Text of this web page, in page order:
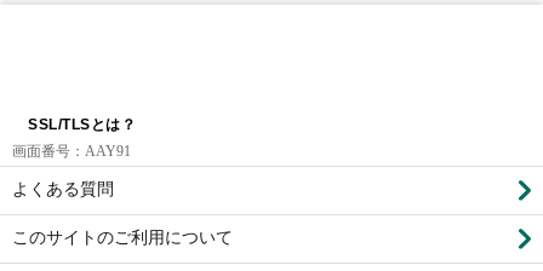
SSL/TLSとは？
画面番号： AAY91
よくある質問
このサイトのご利用について